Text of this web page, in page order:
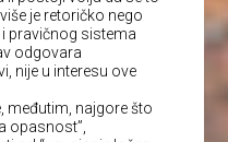
je retoričko nego
pravičnog sistema
odgovara
nije u interesu ove
međutim, najgore što
opasnost”,